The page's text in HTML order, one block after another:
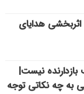
هدایای
نیست|
به چه نکاتی توجه